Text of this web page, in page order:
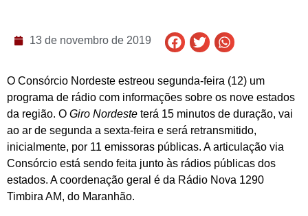
13 de novembro de 2019
O Consórcio Nordeste estreou segunda-feira (12) um
programa de rádio com informações sobre os nove estados
da região. O Giro Nordeste terá 15 minutos de duração, vai
ao ar de segunda a sexta-feira e será retransmitido,
inicialmente, por 11 emissoras públicas. A articulação via
Consórcio está sendo feita junto às rádios públicas dos
estados. A coordenação geral é da Rádio Nova 1290
Timbira AM, do Maranhão.